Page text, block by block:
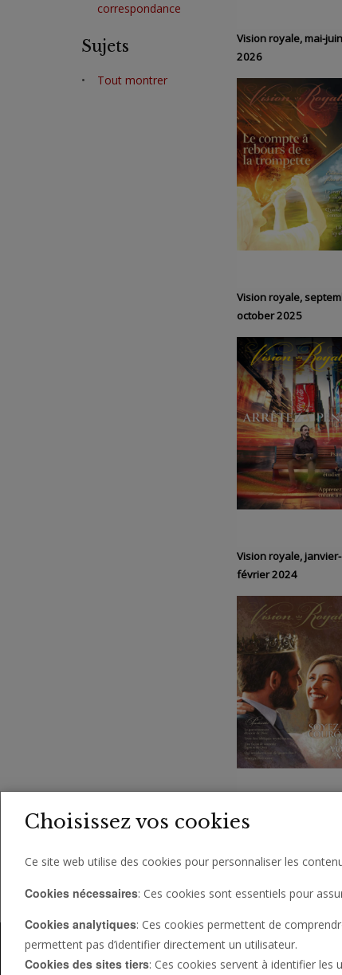
correspondance
Sujets
Tout montrer
Vision royale, mai-juin
2026
Vision royale,
october 2025
Vision royale, janvier-
février 2024
Vision royale, mai-juin
2023
Affichage de tous
Choisissez vos cookies
Ce site web utilise des cookies pour personnaliser les
Cookies nécessaires: Ces cookies sont essentiels pour
Cookies analytiques: Ces cookies permettent de
permettent pas d’identifier directement un utilisateur.
Cookies des sites tiers: Ces cookies servent à identifier les